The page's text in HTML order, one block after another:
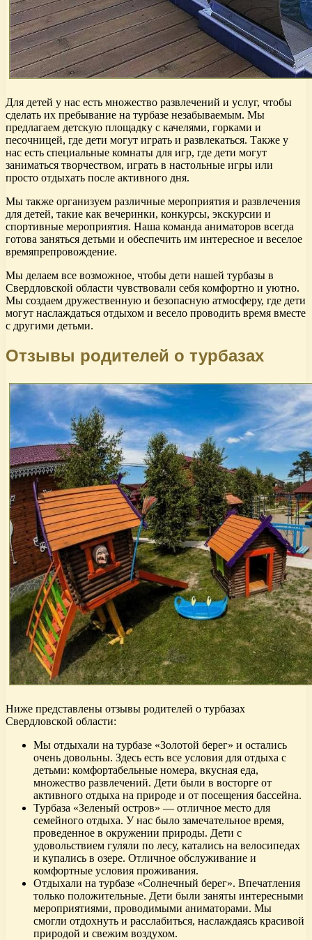
Для детей у нас есть множество развлечений и услуг, чтобы
сделать их пребывание на турбазе незабываемым. Мы
предлагаем детскую площадку с качелями, горками и
песочницей, где дети могут играть и развлекаться. Также у
нас есть специальные комнаты для игр, где дети могут
заниматься творчеством, играть в настольные игры или
просто отдыхать после активного дня.
Мы также организуем различные мероприятия и развлечения
для детей, такие как вечеринки, конкурсы, экскурсии и
спортивные мероприятия. Наша команда аниматоров всегда
готова заняться детьми и обеспечить им интересное и веселое
времяпрепровождение.
Мы делаем все возможное, чтобы дети нашей турбазы в
Свердловской области чувствовали себя комфортно и уютно.
Мы создаем дружественную и безопасную атмосферу, где дети
могут наслаждаться отдыхом и весело проводить время вместе
с другими детьми.
Отзывы родителей о турбазах
Ниже представлены отзывы родителей о турбазах
Свердловской области:
Мы отдыхали на турбазе «Золотой берег» и остались
очень довольны. Здесь есть все условия для отдыха с
детьми: комфортабельные номера, вкусная еда,
множество развлечений. Дети были в восторге от
активного отдыха на природе и от посещения бассейна.
Турбаза «Зеленый остров» — отличное место для
семейного отдыха. У нас было замечательное время,
проведенное в окружении природы. Дети с
удовольствием гуляли по лесу, катались на велосипедах
и купались в озере. Отличное обслуживание и
комфортные условия проживания.
Отдыхали на турбазе «Солнечный берег». Впечатления
только положительные. Дети были заняты интересными
мероприятиями, проводимыми аниматорами. Мы
смогли отдохнуть и расслабиться, наслаждаясь красивой
природой и свежим воздухом.